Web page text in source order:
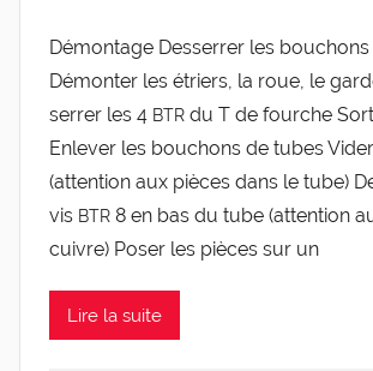
Démon­tage Des­ser­rer les
Démon­ter les étriers, la roue, le
ser­rer les 4 BTR du T de fourche
Enle­ver les bou­chons de tubes
(atten­tion aux pièces dans le tube)
vis BTR 8 en bas du tube (atten­tion
cuivre) Poser les pièces sur un
Lire la suite